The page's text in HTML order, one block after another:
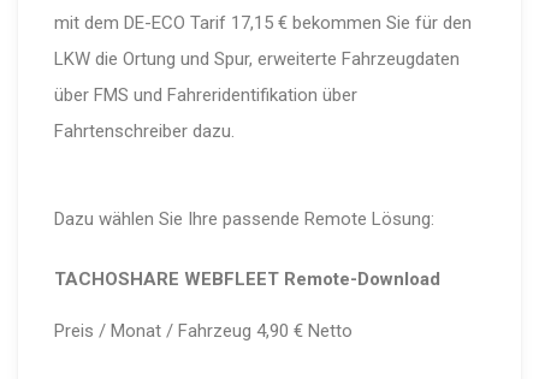
mit dem DE-ECO Tarif 17,15 € bekommen Sie für den
LKW die Ortung und Spur, erweiterte Fahrzeugdaten
über FMS und Fahreridentifikation über
Fahrtenschreiber dazu.
Dazu wählen Sie Ihre passende Remote Lösung:
TACHOSHARE WEBFLEET Remote-Download
Preis / Monat / Fahrzeug 4,90 € Netto